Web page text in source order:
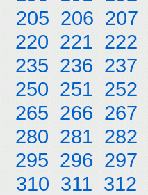
205 206 207
220 221 222
235 236 237
250 251 252
265 266 267
280 281 282
295 296 297
310 311 312